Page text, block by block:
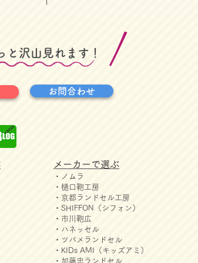
と沢山見れます！
お問合わせ
メーカーで選ぶ
・ノムラ
・樋口鞄工房
・京都ランドセル工房
・SHIFFON（シフォン）
・市川鞄広
・ハネッセル
・ツバメランドセル
・KIDs AMI（キッズアミ）
・加藤忠ランドセル